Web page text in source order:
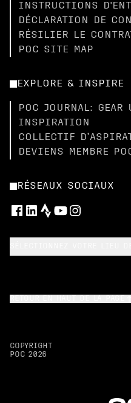
INSTRUCTIONS
DÉCLARATION DE
RÉSILIER LE CONTRAT
POC SITE MAP
EXPLORE & INSPIRE
POC JOURNAL: GEAR
INSPIRATION
COLLECTIF
DEVIENS MEMBRE
RÉSEAUX SOCIAUX
COPYRIGHT
POC 2026